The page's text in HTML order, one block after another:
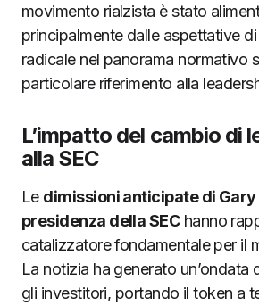
movimento rialzista è stato
principalmente dalle aspettative
radicale nel panorama normativo
particolare riferimento alla
L’impatto del cambio di
alla SEC
Le dimissioni anticipate di
presidenza della SEChanno
catalizzatore fondamentale per il
La notizia ha generato un’ondata
gli investitori, portando il token a